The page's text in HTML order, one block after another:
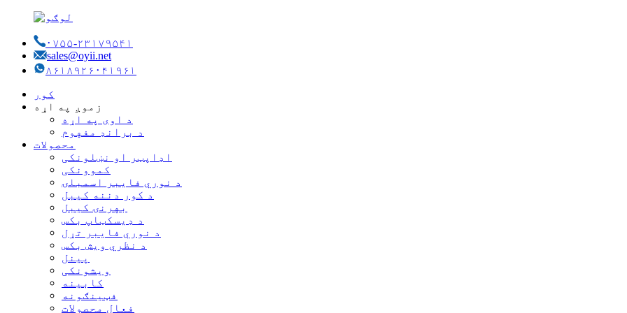
۰۷۵۵-۲۳۱۷۹۵۴۱
sales@oyii.net
۸۶۱۸۹۲۶۰۴۱۹۶۱
کور
زموږ په اړه
د اوی په اړه
د برانډ مفهوم
محصولات
اډاپټر او نښلونکی
کموونکی
د نوري فایبر اسمبلۍ
د کور دننه کیبل
بهرنۍ کیبل
د ډیسکټاپ بکس
د نوري فایبر تړل
د نظري ویش بکس
پینل
ویشونکی
کابینه
فټینګونه
فعال محصولات